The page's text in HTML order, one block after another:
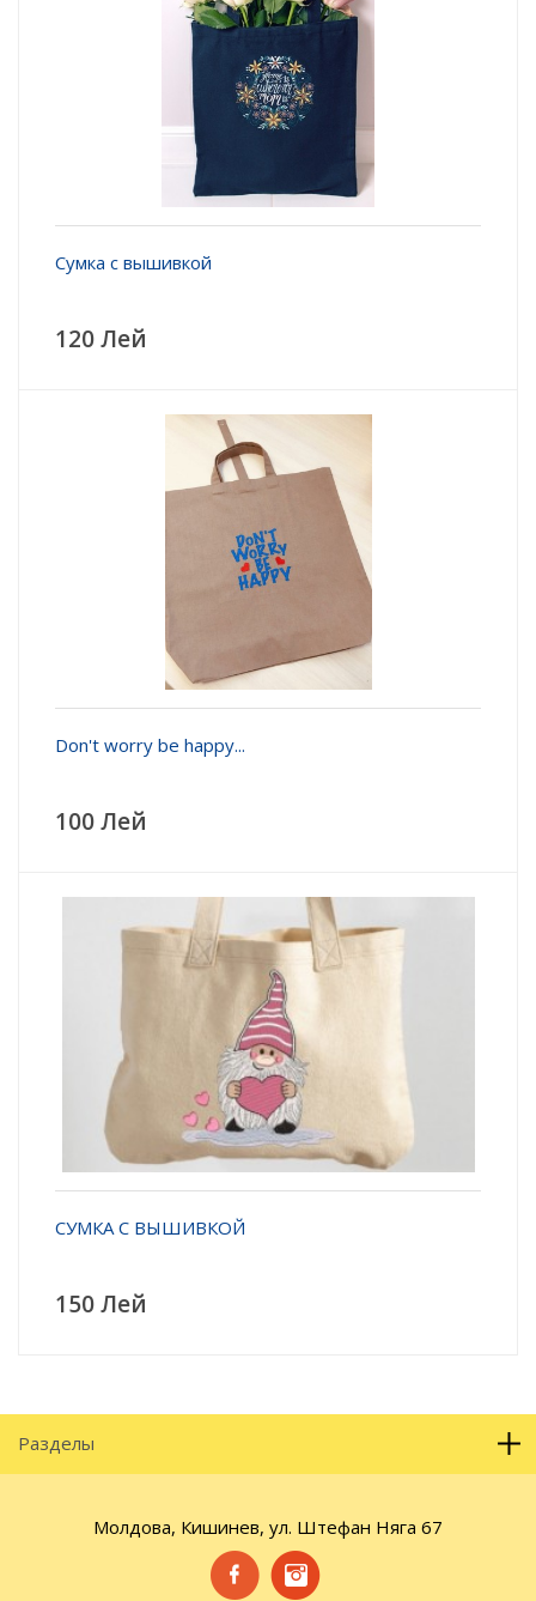
Сумка с вышивкой
120 Лей
Don't worry be happy...
100 Лей
СУМКА С ВЫШИВКОЙ
150 Лей
Разделы
Молдова, Кишинев, ул. Штефан Няга 67